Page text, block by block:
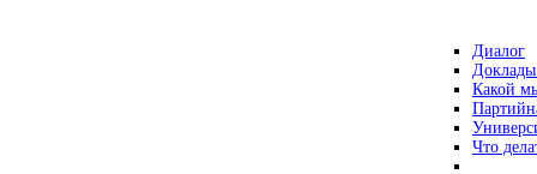
Диалог
Какой
Что